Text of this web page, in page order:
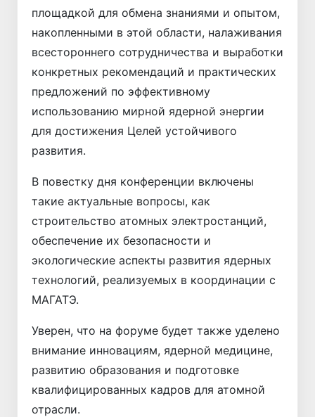
площадкой для обмена знаниями и опытом,
накопленными в этой области, налаживания
всестороннего сотрудничества и выработки
конкретных рекомендаций и практических
предложений по эффективному
использованию мирной ядерной энергии
для достижения Целей устойчивого
развития.
В повестку дня конференции включены
такие актуальные вопросы, как
строительство атомных электростанций,
обеспечение их безопасности и
экологические аспекты развития ядерных
технологий, реализуемых в координации с
МАГАТЭ.
Уверен, что на форуме будет также уделено
внимание инновациям, ядерной медицине,
развитию образования и подготовке
квалифицированных кадров для атомной
отрасли.